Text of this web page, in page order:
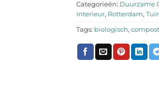
Categorieën: Duurzame
Interieur, Rotterdam,
Tags: biologisch, compost